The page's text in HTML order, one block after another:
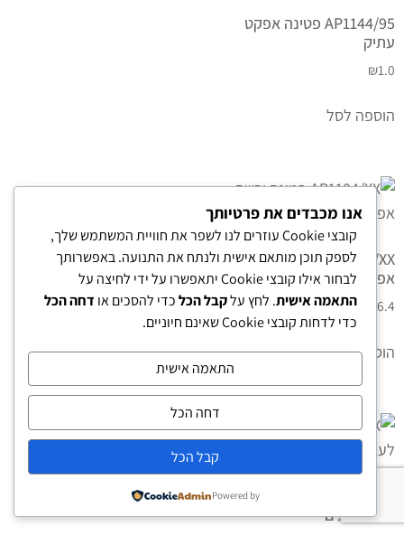
AP1144/95 פטינה אפקט
עתיק
₪1.0
הוספה לסל
AP1104/XX פטינה יבשה
אפקט עתיק
₪ 106.4
הוספה לסל
AM0548/XX אימפרגנציה
לעצים רכים
אנו מכבדים את פרטיותך
קובצי Cookie עוזרים לנו לשפר את חוויית המשתמש שלך,
לספק תוכן מותאם אישית ולנתח את התנועה. באפשרותך
לבחור אילו קובצי Cookie יתאפשרו על ידי לחיצה על
התאמה אישית. לחץ עלקבל הכלכדי להסכים או דחה הכל
כדי לדחות קובצי Cookie שאינם חיוניים.
התאמה אישית
דחה הכל
קבל הכל
Powered by